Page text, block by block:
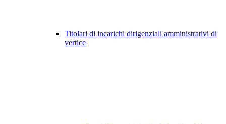
Titolari di incarichi dirigenziali amministrativi di
vertice